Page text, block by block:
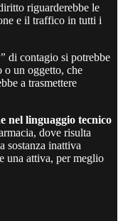
riguarderebbe le
e il traffico in tutti i
di contagio si potrebbe
o un oggetto, che
a trasmettere
nel linguaggio tecnico
dove risulta
sostanza inattiva
una attiva, per meglio